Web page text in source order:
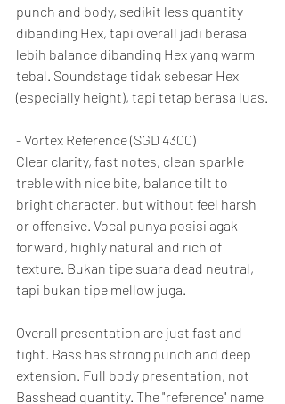
punch and body, sedikit less quantity
dibanding Hex, tapi overall jadi berasa
lebih balance dibanding Hex yang warm
tebal. Soundstage tidak sebesar Hex
(especially height), tapi tetap berasa luas.
- Vortex Reference (SGD 4300)
Clear clarity, fast notes, clean sparkle
treble with nice bite, balance tilt to
bright character, but without feel harsh
or offensive. Vocal punya posisi agak
forward, highly natural and rich of
texture. Bukan tipe suara dead neutral,
tapi bukan tipe mellow juga.
Overall presentation are just fast and
tight. Bass has strong punch and deep
extension. Full body presentation, not
Basshead quantity. The "reference" name